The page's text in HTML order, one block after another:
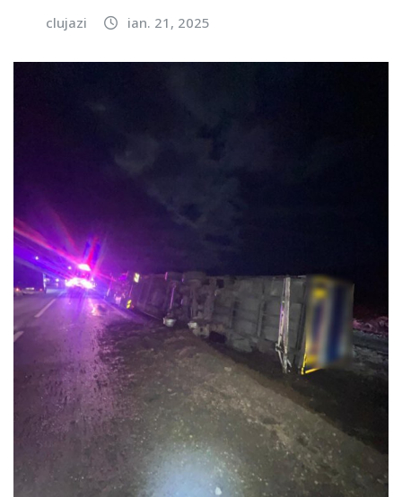
clujazi ian. 21, 2025